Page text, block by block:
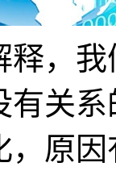
释，
有关
，原